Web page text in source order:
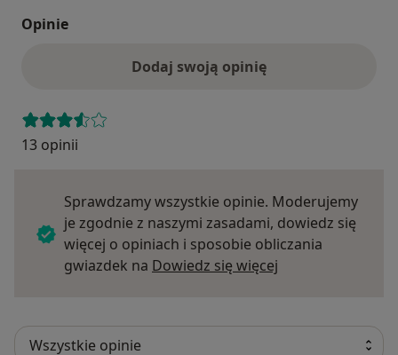
Opinie
Dodaj swoją opinię
13 opinii
Sprawdzamy wszystkie opinie. Moderujemy
je zgodnie z naszymi zasadami, dowiedz się
więcej o opiniach i sposobie obliczania
gwiazdek na Dowiedz się więcej